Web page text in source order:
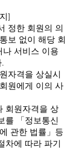
]
정한 회원의 의
보 없이 해당 회
서비스 이용
자격을 상실시
원에게 이의 사
회원자격을 상
를 「정보통신
관한 법률」등
차에 따라 파기